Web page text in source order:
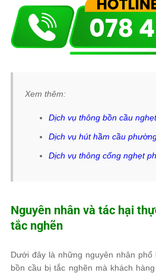
Xem thêm:
Dịch vụ thông bồn cầu
Dịch vụ hút hầm cầu
Dịch vụ thông cống nghẹt
Nguyên nhân và tác hại
tắc nghẽn
Dưới đây là những nguyên nhân
bồn cầu bị tắc nghẽn mà khách